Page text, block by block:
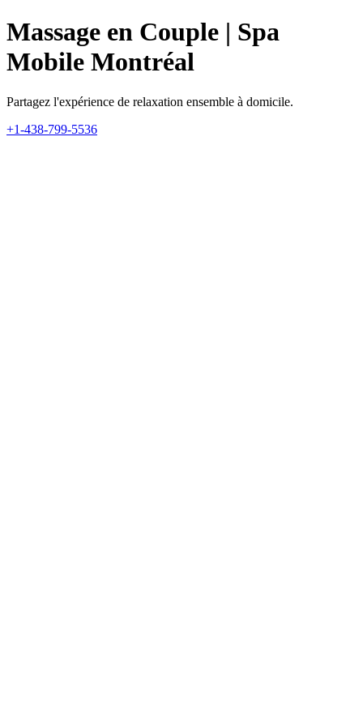
Massage en Couple | Spa
Mobile Montréal
Partagez l'expérience de relaxation ensemble à domicile.
+1-438-799-5536